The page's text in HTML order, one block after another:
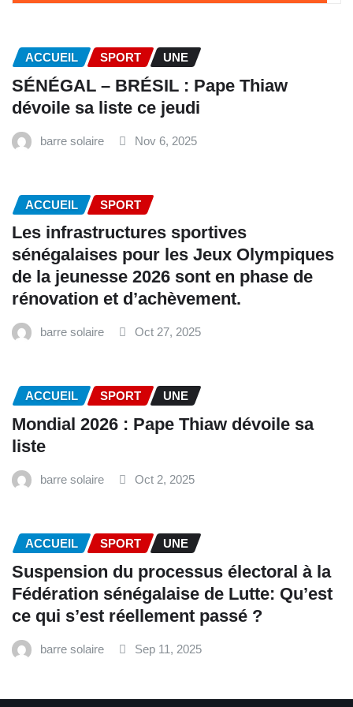
ACCUEIL SPORT UNE
SÉNÉGAL – BRÉSIL : Pape Thiaw
dévoile sa liste ce jeudi
barre solaire Nov 6, 2025
ACCUEIL SPORT
Les infrastructures sportives
sénégalaises pour les Jeux Olympiques
de la jeunesse 2026 sont en phase de
rénovation et d’achèvement.
barre solaire Oct 27, 2025
ACCUEIL SPORT UNE
Mondial 2026 : Pape Thiaw dévoile sa
liste
barre solaire Oct 2, 2025
ACCUEIL SPORT UNE
‎Suspension du processus électoral à la
Fédération sénégalaise de Lutte: Qu’est
ce qui s’est réellement passé ? ‎‎
barre solaire Sep 11, 2025